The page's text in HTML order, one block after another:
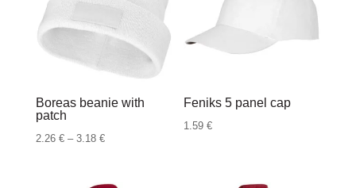
Boreas beanie with
patch
2.26 € – 3.18 €Raspon
Feniks 5 panel cap
1.59€